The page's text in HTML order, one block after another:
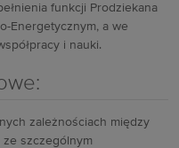
funkcji Prodziekana
Energetycznym, a we
i nauki.
zależnościach między
ze szczególnym